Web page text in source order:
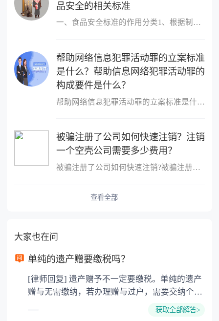
品安全的相关标准
一、食品安全标准的作用分类1、根据制定标准的主体进行分类，包括国
帮助网络信息犯罪活动罪的立案标准
是什么？帮助信息网络犯罪活动罪的
构成要件是什么？
帮助网络信息犯罪活动罪的立案标准是什么？帮助网络信息犯罪活动罪
被骗注册了公司如何快速注销？注销
一个空壳公司需要多少费用？
被骗注册了公司如何快速注销?被骗注册公司想注销该公司的注销流程：
查看全部
大家也在问
单纯的遗产赠要缴税吗？
[律师回复] 遗产赠予不一定要缴税。单纯的遗产
赠与无需缴纳，若办理赠与过户，需要交纳个人
所得税、契税和公证费。赠与过户是没有增值税
获取全部解答>